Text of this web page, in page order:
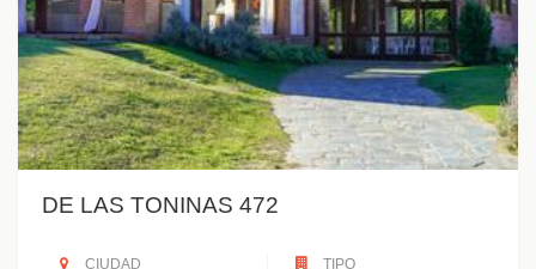
DE LAS TONINAS 472
CIUDAD
TIPO